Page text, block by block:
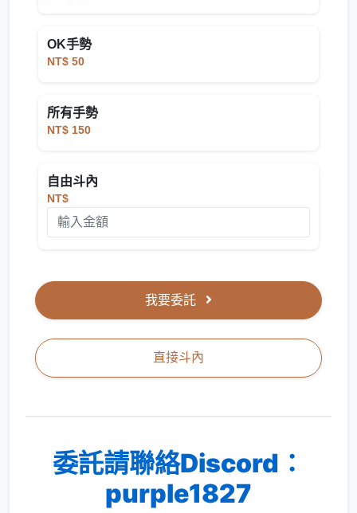
OK手勢
NT$ 50
所有手勢
NT$ 150
自由斗內
NT$
我要委託
直接斗內
委託請聯絡Discord：
purple1827